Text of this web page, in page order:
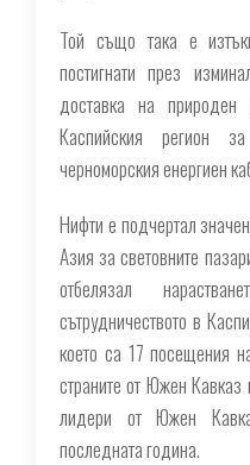
Той също така е
постигнати през
доставка на
Каспийския регион
черноморския енергиен
Нифти е подчертал
Азия за световните
отбелязал
сътрудничеството в
което са 17 посещения
страните от Южен
лидери от Южен
последната година.